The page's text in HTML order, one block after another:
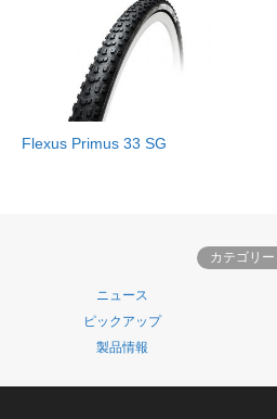
Flexus Primus 33 SG
カテゴリー
ニュース
ピックアップ
製品情報